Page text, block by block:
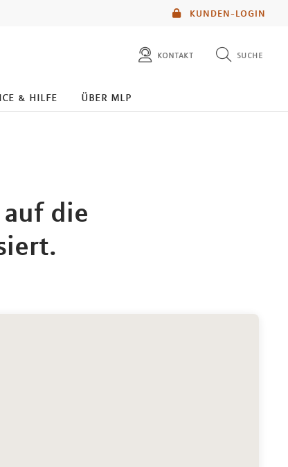
KUNDEN-LOGIN
kontakt suche
diese website durchsuchen
& hilfe über mlp
die